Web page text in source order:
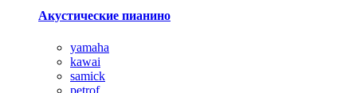
Акустические пианино
yamaha
kawai
samick
petrof